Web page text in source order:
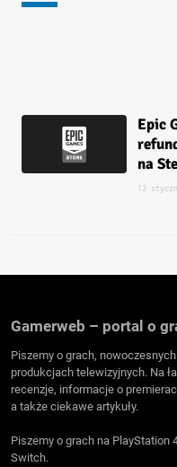
Epic
na
12
Gamerweb – portal o
Piszemy o grach,
produkcjach telewizyjnych. Na
recenzje, informacje o
a także ciekawe artykuły.
Piszemy o grach na PlayStation
Switch.